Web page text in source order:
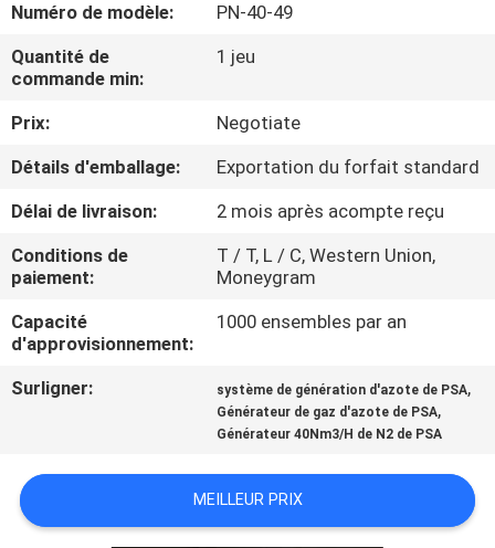
VISITE
DE
CONTRÔLE
QUALITÉ
CONTACTEZ-
NOUS
NOUVELLES
DEMANDEZ
Numéro de modèle:
PN-40-49
Quantité de
commande min:
1 jeu
Prix:
Negotiate
Détails d'emballage:
Exportation du forfait standard
Délai de livraison:
2 mois après acompte reçu
Conditions de
paiement:
T / T, L / C, Western Union,
Moneygram
Capacité
d'approvisionnement:
1000 ensembles par an
Surligner: système de génération d'azote de PSA,
Générateur de gaz d'azote de PSA,
Générateur 40Nm3/H de N2 de PSA
MEILLEUR PRIX